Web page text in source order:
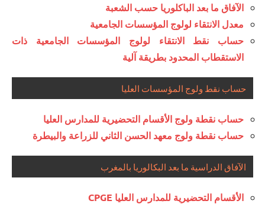
الآفاق ما بعد الباكلوريا حسب الشعبة
معدل الانتقاء لولوج المؤسسات الجامعية
حساب نقط الانتقاء لولوج المؤسسات الجامعية ذات
الاستقطاب المحدود بطريقة آلية
حساب نقط ولوج المؤسسات العليا
حساب نقطة ولوج الأقسام التحضيرية للمدارس العليا
حساب نقطة ولوج معهد الحسن الثاني للزراعة والبيطرة
الآفاق الدراسية ما بعد البكالوريا بالمغرب
الأقسام التحضيرية للمدارس العليا CPGE